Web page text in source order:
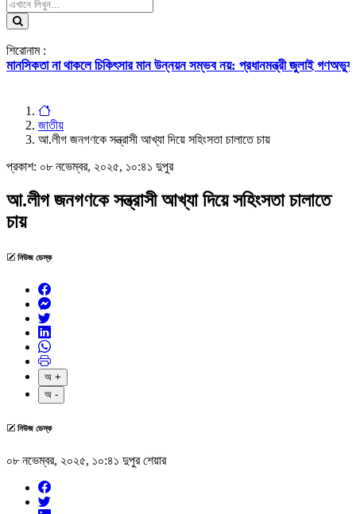
শিরোনাম :
থাকলে চিকিৎসার মান উন্নয়ন সম্ভব নয়: প্রধানমন্ত্রীজুলাই গণঅভ্যুত্থানের
জাতীয়
আ.লীগ জনগণকে সন্ত্রাসী আখ্যা দিয়ে সহিংসতা চালাতে চায়
প্রকাশ: ০৮ নভেম্বর, ২০২৫, ১০:৪১ দুপুর
আ.লীগ জনগণকে সন্ত্রাসী আখ্যা দিয়ে সহিংসতা চালাতে
চায়
নিউজ ডেস্ক
অ +
অ -
নিউজ ডেস্ক
০৮ নভেম্বর, ২০২৫, ১০:৪১ দুপুরশেয়ার